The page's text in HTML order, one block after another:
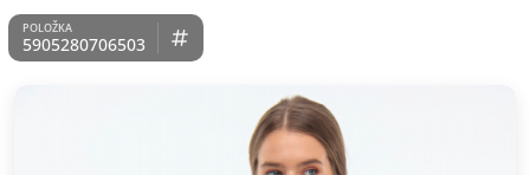
5905280706503